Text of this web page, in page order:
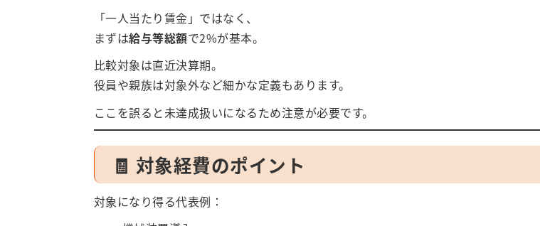
「一人当たり賃金」ではなく、
まずは給与等総額で2%が基本。
比較対象は直近決算期。
役員や親族は対象外など細かな定義もあります。
ここを誤ると未達成扱いになるため注意が必要です。
🧾 対象経費のポイント
対象になり得る代表例：